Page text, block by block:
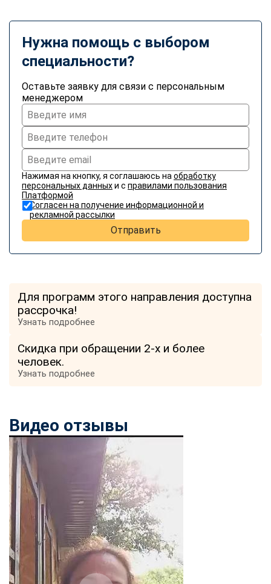
Нужна помощь с выбором
специальности?
Оставьте заявку для связи с персональным
менеджером
Нажимая на кнопку, я соглашаюсь на обработку
персональных данныхи с правилами пользования
Платформой
Согласен на получение информационной и
рекламной рассылки
Отправить
Для программ этого направления доступна
рассрочка!
Узнать подробнее
Скидка при обращении 2-х и более
человек.
Узнать подробнее
Видео отзывы